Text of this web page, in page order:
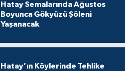
Hatay Semalarında Ağustos
Boyunca Gökyüzü Şöleni
Yaşanacak
Hatay’ın Köylerinde Tehlike